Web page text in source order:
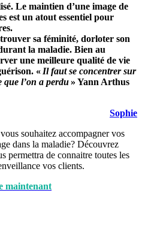
Le maintien d’une image de
est un atout essentiel pour
sa féminité, dorloter son
la maladie. Bien au
une meilleure qualité de vie
« Il faut se concentrer sur
que l’on a perdu» Yann Arthus
Sophie
souhaitez accompagner vos
dans la maladie? Découvrez
permettra de connaitre toutes les
vos clients.
maintenant